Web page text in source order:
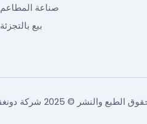
صناعة المطاعم
بيع بالتجزئة
الطبع والنشر © 2025 شركة دونغقوان تسانغ للإلكترونيات المحدودة |